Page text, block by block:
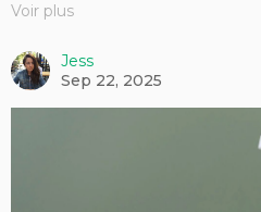
Voir plus
Jess
Sep 22, 2025